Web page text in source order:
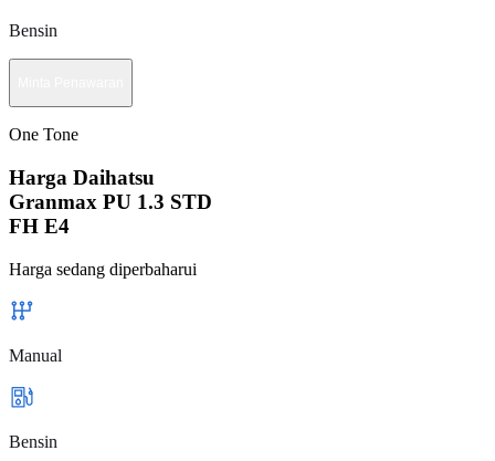
Bensin
One Tone
Harga Daihatsu
Granmax PU 1.3 STD
FH E4
Harga sedang diperbaharui
Manual
Bensin